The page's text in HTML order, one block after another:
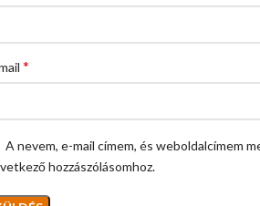
*
A nevem, e-mail címem, és weboldalcímem
hozzászólásomhoz.